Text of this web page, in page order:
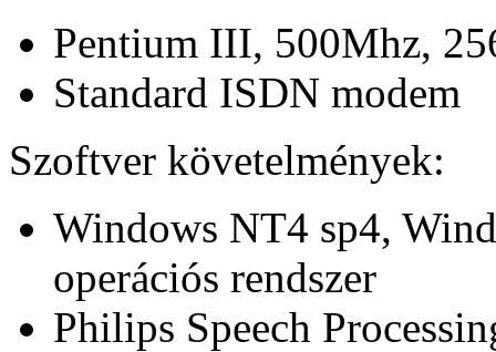
Pentium III, 500Mhz,
Standard ISDN modem
Szoftver követelmények:
Windows NT4 sp4,
operációs rendszer
Philips Speech